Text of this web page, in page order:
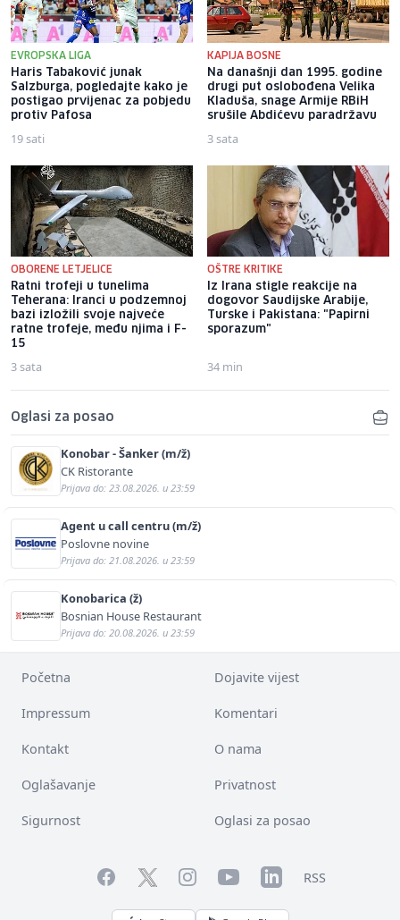
EVROPSKA LIGA
Haris Tabaković junak
Salzburga, pogledajte kako je
postigao prvijenac za pobjedu
protiv Pafosa
19 sati
KAPIJA BOSNE
Na današnji dan 1995. godine
drugi put oslobođena Velika
Kladuša, snage Armije RBiH
srušile Abdićevu paradržavu
3 sata
OBORENE LETJELICE
Ratni trofeji u tunelima
Teherana: Iranci u podzemnoj
bazi izložili svoje najveće
ratne trofeje, među njima i F-
15
3 sata
OŠTRE KRITIKE
Iz Irana stigle reakcije na
dogovor Saudijske Arabije,
Turske i Pakistana: "Papirni
sporazum"
34 min
Oglasi za posao
Konobar - Šanker (m/ž)
CK Ristorante
Prijava do: 23.08.2026. u 23:59
Agent u call centru (m/ž)
Poslovne novine
Prijava do: 21.08.2026. u 23:59
Konobarica (ž)
Bosnian House Restaurant
Prijava do: 20.08.2026. u 23:59
Početna Dojavite vijest
Impressum Komentari
Kontakt O nama
Oglašavanje Privatnost
Sigurnost Oglasi za posao
FacebookTwitterInstagramYouTubeLinkedInRSS